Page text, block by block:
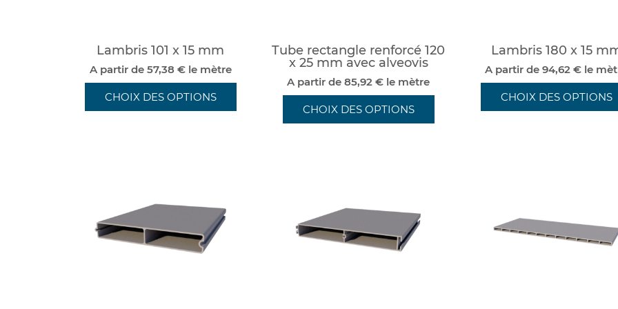
Lambris 101 x 15 mm
A partir de 57,38 € le mètre
CHOIX DES OPTIONS
Tube rectangle renforcé 120
x 25 mm avec alveovis
A partir de 85,92 € le mètre
CHOIX DES OPTIONS
Lambris 180 x 15
A partir de 94,62 € le
CHOIX DES OPTIONS